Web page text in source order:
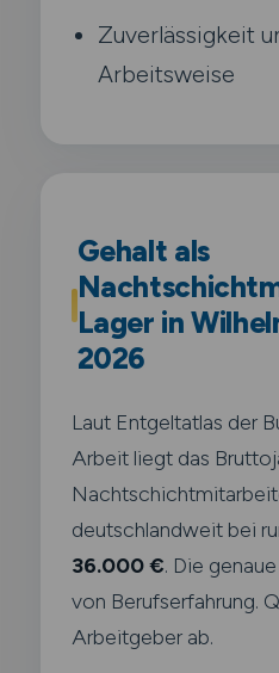
Zuverlässigkeit
Arbeitsweise
Gehalt als
Lager in
2026
Laut Entgeltatlas der
Arbeit liegt das
deutschlandweit bei
36.000 €. Die
von Berufserfahrung.
Arbeitgeber ab.